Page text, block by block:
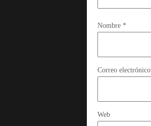
Nombre *
Correo electrónico
Web